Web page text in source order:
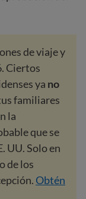
de viaje y
Ciertos
ya no
familiares
la
que se
UU. Solo en
de los
Obtén